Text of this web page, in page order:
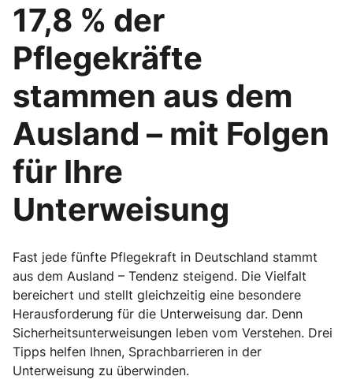
17,8 % der
Pflegekräfte
stammen aus dem
Ausland – mit Folgen
für Ihre
Unterweisung
Fast jede fünfte Pflegekraft in Deutschland stammt
aus dem Ausland – Tendenz steigend. Die Vielfalt
bereichert und stellt gleichzeitig eine besondere
Herausforderung für die Unterweisung dar. Denn
Sicherheitsunterweisungen leben vom ­Verstehen. Drei
Tipps helfen Ihnen, Sprachbarrieren in der
Unterweisung zu überwinden.